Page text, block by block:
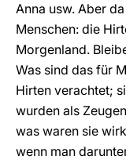
Anna usw. Aber
Menschen: die
Morgenland.
Was sind das für
Hirten verachtet;
wurden als
was waren sie
wenn man